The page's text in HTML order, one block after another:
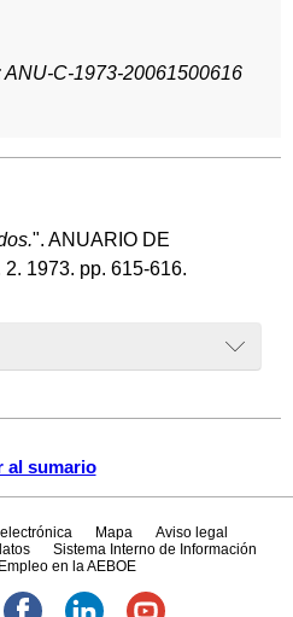
al sumario
ANU-C-1973-20061500616
". ANUARIO DE
1973. pp. 615-616.
Mapa
Aviso legal
Sistema Interno de Información
Empleo en la AEBOE